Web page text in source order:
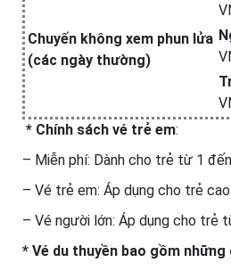
Chuyến không xem phun lửa
(các ngày thường)
* Chính sách vé trẻ em:
– Miễn phí: Dành cho trẻ từ 1
– Vé trẻ em: Áp dụng cho trẻ
– Vé người lớn: Áp dụng cho trẻ
* Vé du thuyền bao gồm những